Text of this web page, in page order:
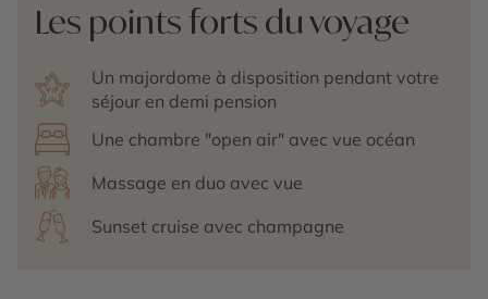
Les points forts du voyage
Un majordome à disposition pendant votre
séjour en demi pension
Une chambre "open air" avec vue océan
Massage en duo avec vue
Sunset cruise avec champagne